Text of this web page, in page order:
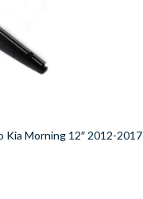
Kia Morning 12″ 2012-2017